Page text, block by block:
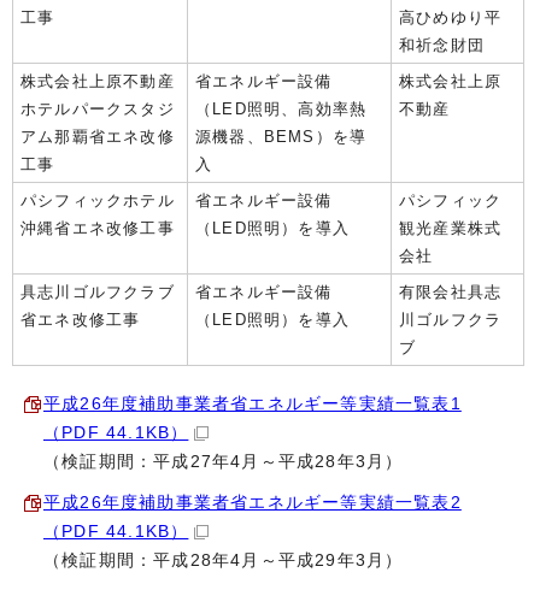
工事
高ひめゆり平
和祈念財団
株式会社上原不動産
ホテルパークスタジ
アム那覇省エネ改修
工事
省エネルギー設備
（LED照明、高効率熱
源機器、BEMS）を導
入
株式会社上原
不動産
パシフィックホテル
沖縄省エネ改修工事
省エネルギー設備
（LED照明）を導入
パシフィック
観光産業株式
会社
具志川ゴルフクラブ
省エネ改修工事
省エネルギー設備
（LED照明）を導入
有限会社具志
川ゴルフクラ
ブ
平成26年度補助事業者省エネルギー等実績一覧表1
（PDF 44.1KB）
（検証期間：平成27年4月～平成28年3月）
平成26年度補助事業者省エネルギー等実績一覧表2
（PDF 44.1KB）
（検証期間：平成28年4月～平成29年3月）